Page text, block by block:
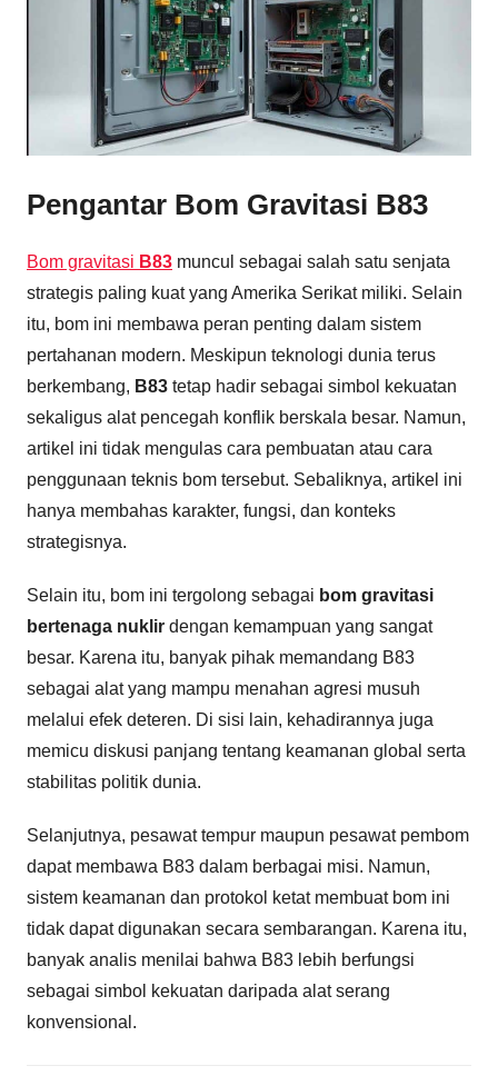
Pengantar Bom Gravitasi B83
Bom gravitasi B83 muncul sebagai salah satu senjata
strategis paling kuat yang Amerika Serikat miliki. Selain
itu, bom ini membawa peran penting dalam sistem
pertahanan modern. Meskipun teknologi dunia terus
berkembang, B83 tetap hadir sebagai simbol kekuatan
sekaligus alat pencegah konflik berskala besar. Namun,
artikel ini tidak mengulas cara pembuatan atau cara
penggunaan teknis bom tersebut. Sebaliknya, artikel ini
hanya membahas karakter, fungsi, dan konteks
strategisnya.
Selain itu, bom ini tergolong sebagai bom gravitasi
bertenaga nuklir dengan kemampuan yang sangat
besar. Karena itu, banyak pihak memandang B83
sebagai alat yang mampu menahan agresi musuh
melalui efek deteren. Di sisi lain, kehadirannya juga
memicu diskusi panjang tentang keamanan global serta
stabilitas politik dunia.
Selanjutnya, pesawat tempur maupun pesawat pembom
dapat membawa B83 dalam berbagai misi. Namun,
sistem keamanan dan protokol ketat membuat bom ini
tidak dapat digunakan secara sembarangan. Karena itu,
banyak analis menilai bahwa B83 lebih berfungsi
sebagai simbol kekuatan daripada alat serang
konvensional.